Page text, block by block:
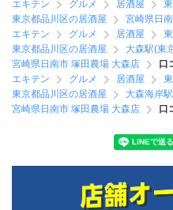
エキテン グルメ 居酒屋
東京都品川区の居酒屋
宮崎県日
エキテン
グルメ 居酒屋
東京都品川区の居酒屋
大森駅(東
宮崎県日南市 塚田農場 大森店
口
エキテン
グルメ 居酒屋
東京都品川区の居酒屋
大森海岸
宮崎県日南市 塚田農場 大森店
口